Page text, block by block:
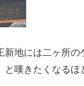
地には二ヶ所
嘆きたくなるほ